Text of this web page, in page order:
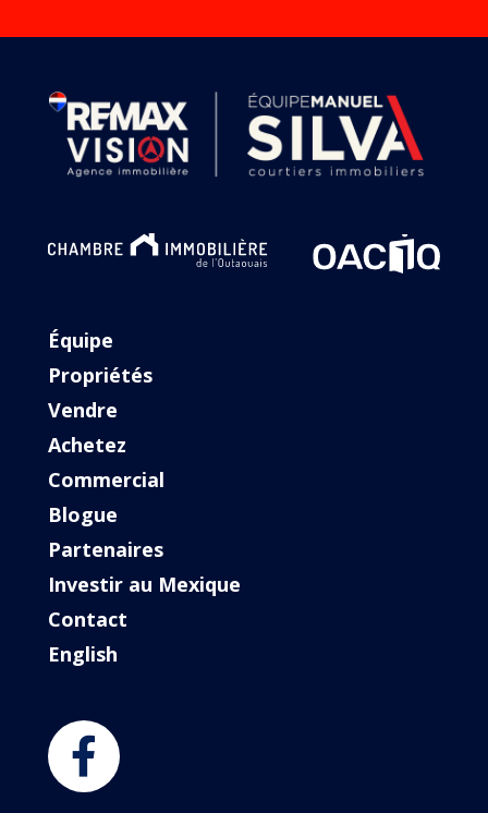
Équipe
Propriétés
Vendre
Achetez
Commercial
Blogue
Partenaires
Investir au Mexique
Contact
English